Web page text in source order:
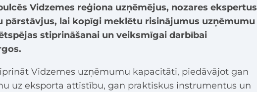
Vidzemes reģiona uzņēmējus, nozares ekspertus
pārstāvjus, lai kopīgi meklētu risinājumus uzņēmumu
stiprināšanai un veiksmīgai darbībai
Vidzemes uzņēmumu kapacitāti, piedāvājot gan
uz eksporta attīstību, gan praktiskus instrumentus un